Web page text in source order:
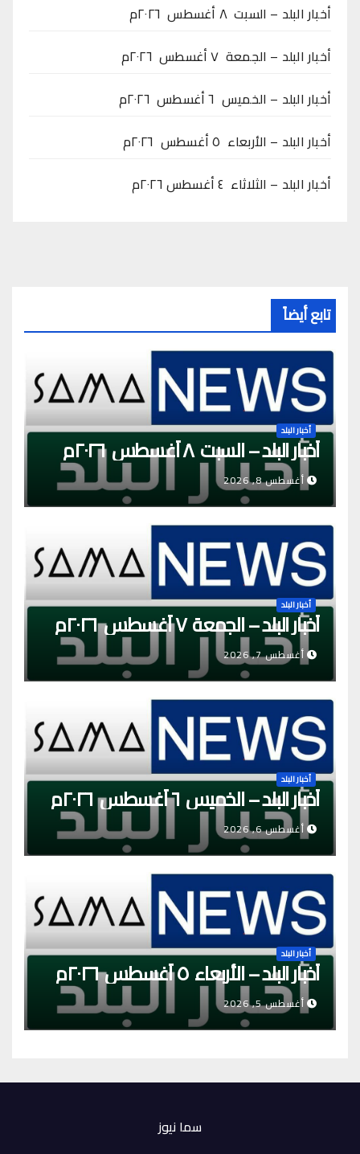
أخبار البلد – السبت ٨ أغسطس ٢٠٢٦م
أخبار البلد – الجمعة ٧ أغسطس ٢٠٢٦م
أخبار البلد – الخميس ٦ أغسطس ٢٠٢٦م
أخبار البلد – الأربعاء ٥ أغسطس ٢٠٢٦م
أخبار البلد – الثلاثاء ٤ أغسطس ٢٠٢٦م
تابع أيضاً
أخبار البلد
أخبار البلد – السبت ٨ أغسطس ٢٠٢٦م
أغسطس 8, 2026
أخبار البلد
أخبار البلد – الجمعة ٧ أغسطس ٢٠٢٦م
أغسطس 7, 2026
أخبار البلد
أخبار البلد – الخميس ٦ أغسطس ٢٠٢٦م
أغسطس 6, 2026
أخبار البلد
أخبار البلد – الأربعاء ٥ أغسطس ٢٠٢٦م
أغسطس 5, 2026
سما نيوز